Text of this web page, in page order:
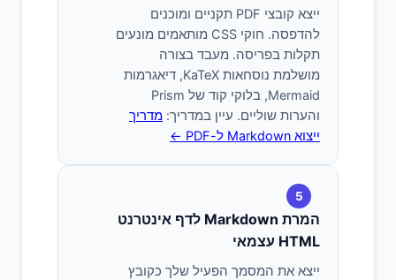
ייצא קובצי PDF תקניים ומוכנים
להדפסה. חוקי CSS מותאמים מונעים
תקלות בפריסה. מעבד בצורה
מושלמת נוסחאות KaTeX, דיאגרמות
Mermaid, בלוקי קוד של Prism
והערות שוליים. עיין במדריך: מדריך
ייצוא Markdown ל-PDF ←
5
המרת Markdown לדף אינטרנט
HTML עצמאי
ייצא את המסמך הפעיל שלך כקובץ